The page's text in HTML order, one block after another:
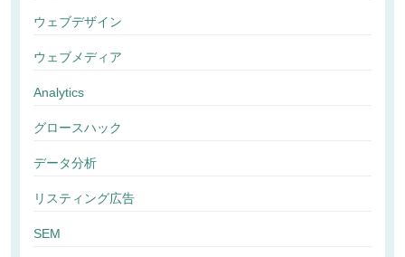
ウェブデザイン
ウェブメディア
Analytics
グロースハック
データ分析
リスティング広告
SEM